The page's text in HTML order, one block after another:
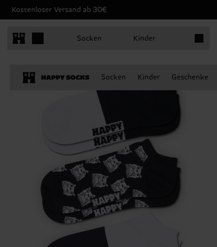
Kostenloser Versand ab 30€
Socken Kinder
Socken Kinder Geschenke